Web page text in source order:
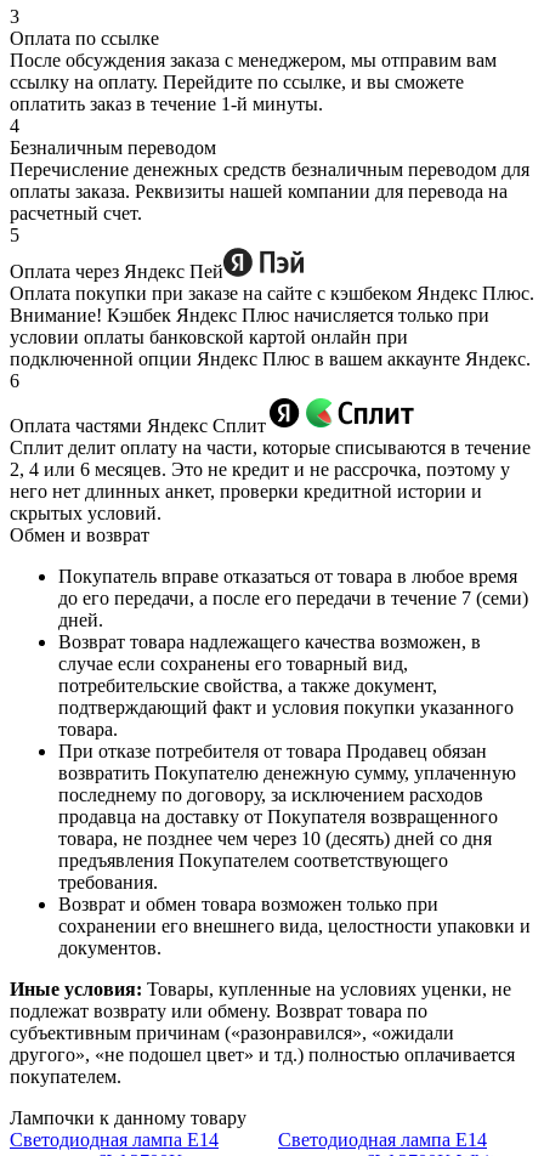
3
Оплата по ссылке
После обсуждения заказа с менеджером, мы отправим вам
ссылку на оплату. Перейдите по ссылке, и вы сможете
оплатить заказ в течение 1-й минуты.
4
Безналичным переводом
Перечисление денежных средств безналичным переводом для
оплаты заказа. Реквизиты нашей компании для перевода на
расчетный счет.
5
Оплата через Яндекс Пей
Оплата покупки при заказе на сайте с кэшбеком Яндекс Плюс.
Внимание! Кэшбек Яндекс Плюс начисляется только при
условии оплаты банковской картой онлайн при
подключенной опции Яндекс Плюс в вашем аккаунте Яндекс.
6
Оплата частями Яндекс Сплит
Сплит делит оплату на части, которые списываются в течение
2, 4 или 6 месяцев. Это не кредит и не рассрочка, поэтому у
него нет длинных анкет, проверки кредитной истории и
скрытых условий.
Обмен и возврат
Покупатель вправе отказаться от товара в любое время
до его передачи, а после его передачи в течение 7 (семи)
дней.
Возврат товара надлежащего качества возможен, в
случае если сохранены его товарный вид,
потребительские свойства, а также документ,
подтверждающий факт и условия покупки указанного
товара.
При отказе потребителя от товара Продавец обязан
возвратить Покупателю денежную сумму, уплаченную
последнему по договору, за исключением расходов
продавца на доставку от Покупателя возвращенного
товара, не позднее чем через 10 (десять) дней со дня
предъявления Покупателем соответствующего
требования.
Возврат и обмен товара возможен только при
сохранении его внешнего вида, целостности упаковки и
документов.
Иные условия: Товары, купленные на условиях уценки, не
подлежат возврату или обмену. Возврат товара по
субъективным причинам («разонравился», «ожидали
другого», «не подошел цвет» и тд.) полностью оплачивается
покупателем.
Лампочки к данному товару
Светодиодная лампа E14
Светодиодная лампа E14